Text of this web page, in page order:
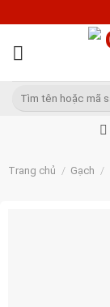
to
content
Tìm
Trang chủ / Gạch /